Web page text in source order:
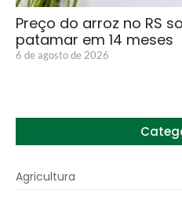
Preço do arroz no RS
patamar em 14 meses
6 de agosto de 2026
Agricultura